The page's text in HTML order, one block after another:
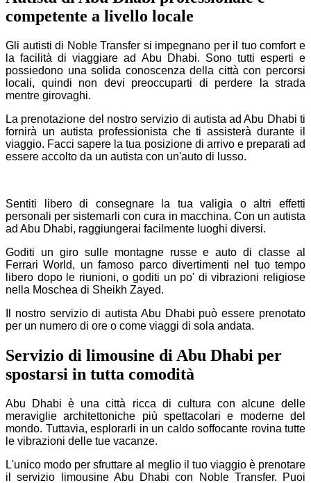
aiutato in breve tempo in un periodo
frenetico dell'anno. Non vedere l'ora di!!!
Jordan
Feb 26, 2020
9.5
Transfer, soprattutto per l'ottima assistenza
che abbiamo ricevuto dai vostri autisti
durante il nostro soggiorno a Stoccarda.
Erano ben informati e ci hanno veramente
grazie a Noble Transfer !!
Jackson
9.6
L'impianto di ritiro e consegna di Noble
L'autista arriva puntuale e la flotta è
attrezzata per ogni tipo di viaggiatore. Ho
bambino di 2 anni. Siamo stati benissimo
durante le nostre vacanze in Svizzera.
Grazie Noble Transfer !!!
H. Stanley
Dec 03, 2019
competente a livello locale
Gli autisti di Noble Transfer si impegnano per il tuo comfort e
la facilità di viaggiare ad Abu Dhabi. Sono tutti esperti e
possiedono una solida conoscenza della città con percorsi
locali, quindi non devi preoccuparti di perdere la strada
mentre girovaghi.
La prenotazione del nostro servizio di autista ad Abu Dhabi ti
fornirà un autista professionista che ti assisterà durante il
viaggio. Facci sapere la tua posizione di arrivo e preparati ad
essere accolto da un autista con un'auto di lusso.
Sentiti libero di consegnare la tua valigia o altri effetti
personali per sistemarli con cura in macchina. Con un autista
ad Abu Dhabi, raggiungerai facilmente luoghi diversi.
Goditi un giro sulle montagne russe e auto di classe al
Ferrari World, un famoso parco divertimenti nel tuo tempo
libero dopo le riunioni, o goditi un po' di vibrazioni religiose
nella Moschea di Sheikh Zayed.
Il nostro servizio di autista Abu Dhabi può essere prenotato
per un numero di ore o come viaggi di sola andata.
Servizio di limousine di Abu Dhabi per
spostarsi in tutta comodità
Abu Dhabi è una città ricca di cultura con alcune delle
meraviglie architettoniche più spettacolari e moderne del
mondo. Tuttavia, esplorarli in un caldo soffocante rovina tutte
le vibrazioni delle tue vacanze.
L'unico modo per sfruttare al meglio il tuo viaggio è prenotare
il servizio limousine Abu Dhabi con Noble Transfer. Puoi